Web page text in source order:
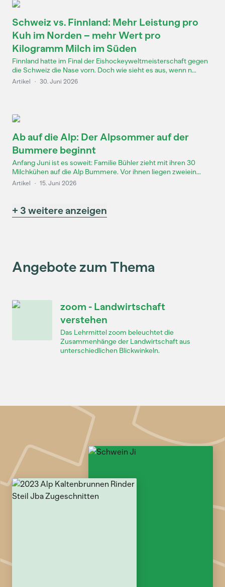
Schweiz vs. Finnland: Mehr Leistung pro
Kuh im Norden – mehr Wert pro
Kilogramm Milch im Süden
Finnland hatte im Final der Eishockeyweltmeisterschaft gegen
die Schweiz die Nase vorn. Doch wie sieht es aus, wenn n...
Artikel · 30. Juni 2026
Ab auf die Alp: Der Alpsommer auf der
Bummere beginnt
Anfang Juni ist es soweit: Familie Bühler zieht mit ihren 30
Milchkühen auf die Alp Bummere. Vor ihnen liegen zweiein...
Artikel · 15. Juni 2026
+ 3 weitere anzeigen
Angebote zum Thema
zoom - Landwirtschaft
verstehen
Das Lehrmittel zoom beleuchtet die
Zusammenhänge der Landwirtschaft aus
unterschiedlichen Blickwinkeln.